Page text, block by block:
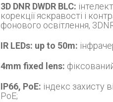
3D DNR DWDR BLC:
корекції яскравості і
фонового освітлення,
IR LEDs: up to 50m:
4mm fixed lens:
IP66, PoE: індекс захисту
PoE;